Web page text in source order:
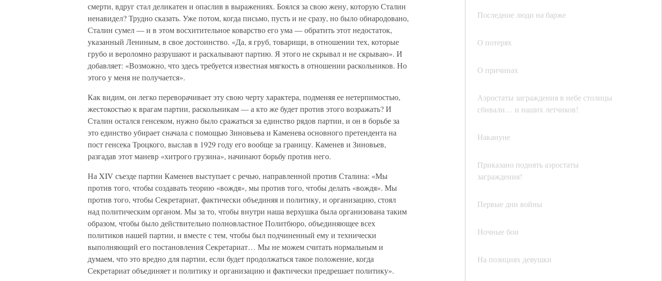
Последние люди на барже
О потерях
О причинах
Аэростаты заграждения в небе столицы
сбивали… и наших летчиков!
Накануне
Приказано поднять аэростаты
заграждения!
Первые дни войны
Ночные бои
На позициях девушки
смерти, вдруг стал деликатен и опаслив в выражениях. Боялся за свою жену, которую Сталин
ненавидел? Трудно сказать. Уже потом, когда письмо, пусть и не сразу, но было обнародовано,
Сталин сумел — и в этом восхитительное коварство его ума — обратить этот недостаток,
указанный Лениным, в свое достоинство. «Да, я груб, товарищи, в отношении тех, которые
грубо и вероломно разрушают и раскалывают партию. Я этого не скрывал и не скрываю». И
добавляет: «Возможно, что здесь требуется известная мягкость в отношении раскольников. Но
этого у меня не получается».
Как видим, он легко переворачивает эту свою черту характера, подменяя ее нетерпимостью,
жестокостью к врагам партии, раскольникам — а кто же будет против этого возражать? И
Сталин остался генсеком, нужно было сражаться за единство рядов партии, и он в борьбе за
это единство убирает сначала с помощью Зиновьева и Каменева основного претендента на
пост генсека Троцкого, выслав в 1929 году его вообще за границу. Каменев и Зиновьев,
разгадав этот маневр «хитрого грузина», начинают борьбу против него.
На XIV съезде партии Каменев выступает с речью, направленной против Сталина: «Мы
против того, чтобы создавать теорию «вождя», мы против того, чтобы делать «вождя». Мы
против того, чтобы Секретариат, фактически объединяя и политику, и организацию, стоял
над политическим органом. Мы за то, чтобы внутри наша верхушка была организована таким
образом, чтобы было действительно полновластное Политбюро, объединяющее всех
политиков нашей партии, и вместе с тем, чтобы был подчиненный ему и технически
выполняющий его постановления Секретариат… Мы не можем считать нормальным и
думаем, что это вредно для партии, если будет продолжаться такое положение, когда
Секретариат объединяет и политику и организацию и фактически предрешает политику».